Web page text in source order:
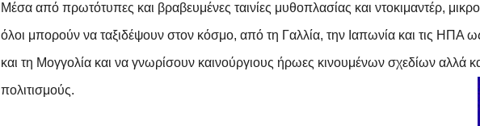
Μέσα από πρωτότυπες και βραβευμένες ταινίες μυθοπλασίας και ντοκιμαντέρ,
όλοι μπορούν να ταξιδέψουν στον κόσμο, από τη Γαλλία, την Ιαπωνία και τις ΗΠΑ
και τη Μογγολία και να γνωρίσουν καινούργιους ήρωες κινουμένων σχεδίων αλλά
πολιτισμούς.